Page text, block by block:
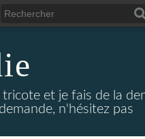
et je fais de la
n'hésitez pas